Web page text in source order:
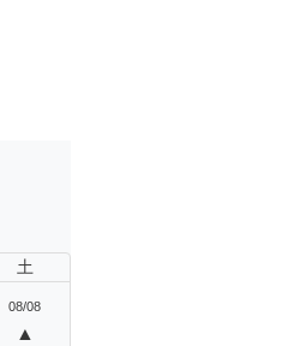
土
08/08
▲